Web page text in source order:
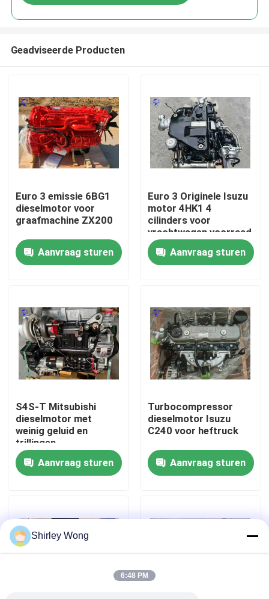
Thuis
Over ons
Fabrieksreis
Kwaliteitscontrole
Contacteer ons
Vraag een offerte aan
Deutzmotor
-Motor
Geadviseerde Producten
Euro 3 emissie 6BG1
dieselmotor voor
graafmachine ZX200
Aanvraag sturen
Euro 3 Originele Isuzu
motor 4HK1 4
cilinders voor
vrachtwagen voorraad
Aanvraag sturen
S4S-T Mitsubishi
dieselmotor met
weinig geluid en
trillingen
Aanvraag sturen
Turbocompressor
dieselmotor Isuzu
C240 voor heftruck
Aanvraag sturen
Shirley Wong
6:48 PM